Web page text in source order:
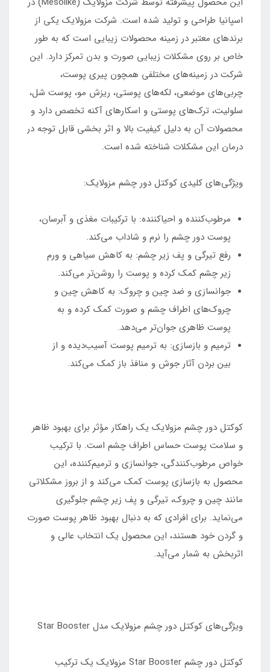
اسپانیا طراحی و تولید شده است. شرکت مزولایک یکی از
برندهای معتبر در زمینه محصولات زیبایی است که به طور
خاص بر روی مشکلات زیبایی صورت و بدن تمرکز دارد. این
شرکت در زمینه‌های مختلفی همچون پیری پوست،
چربی‌های موضعی، لکه‌های پوستی، ریزش مو، پوست شل،
سلولیت، ترک‌های پوستی و اسکارهای آکنه تخصص دارد و
محصولات آن به دلیل کیفیت بالا و اثر بخشی قابل توجه در
درمان این مشکلات شناخته شده است.
ویژگی‌های کلیدی کوکتل دور چشم مزولایک:
مرطوب‌کننده و احیاکننده: با ترکیبات مغذی و آبرسان،
پوست دور چشم را نرم و شاداب می‌کند.
رفع تیرگی و پف زیر چشم: به کاهش سیاهی و ورم
زیر چشم کمک کرده و پوست را روشن‌تر می‌کند.
جوانسازی و ضد چین و چروک: به کاهش چین و
چروک‌های اطراف چشم و صورت کمک کرده و به
پوست ظاهری جوان‌تر می‌دهد.
ترمیم و بازسازی: به ترمیم پوست آسیب‌دیده و از
بین بردن آثار جوش و منافذ باز کمک می‌کند.
کوکتل دور چشم مزولایک یک راهکار مؤثر برای بهبود ظاهر
و سلامت پوست حساس اطراف چشم است. با ترکیب
خواص مرطوب‌کنندگی، جوانسازی و ترمیم‌کننده، این
محصول به بازسازی پوست کمک می‌کند و از بروز مشکلاتی
مانند چین و چروک، تیرگی و پف زیر چشم جلوگیری
می‌نماید. برای افرادی که به دنبال بهبود ظاهر پوست صورت
و گردن خود هستند، این محصول یک انتخاب عالی و
اثربخش به شمار می‌آید.
ویژگی‌های کوکتل دور چشم مزولایک مدل Star Booster
کوکتل دور چشم Star Booster مزولایک یک ترکیب